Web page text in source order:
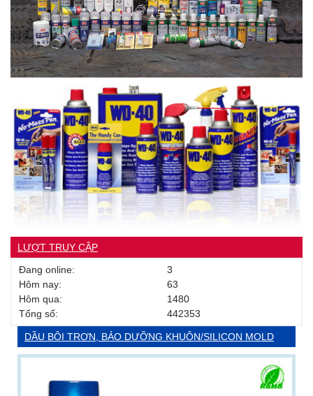
LƯỢT TRUY CẬP
Đang online:
3
Hôm nay:
63
Hôm qua:
1480
Tống số:
442353
DẦU BÔI TRƠN, BẢO DƯỠNG KHUÔN/SILICON MOLD
RELEASE, ANTIRUST